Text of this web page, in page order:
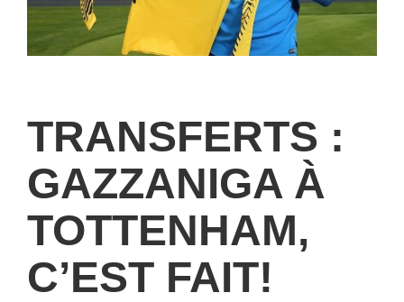
TRANSFERTS :
GAZZANIGA À
TOTTENHAM,
C’EST FAIT!